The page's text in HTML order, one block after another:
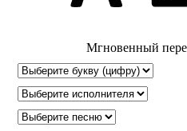
Мгновенный